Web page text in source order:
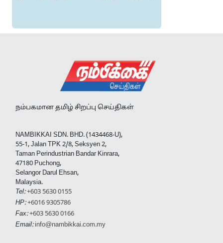
நம்பகமான தமிழ் சிறப்பு செய்திகள்
NAMBIKKAI SDN. BHD. (1434468-U),
55-1, Jalan TPK 2/8, Seksyen 2,
Taman Perindustrian Bandar Kinrara,
47180 Puchong,
Selangor Darul Ehsan,
Malaysia.
Tel:+603 5630 0155
HP:+6016 9305786
Fax: +603 5630 0166
Email: info@nambikkai.com.my